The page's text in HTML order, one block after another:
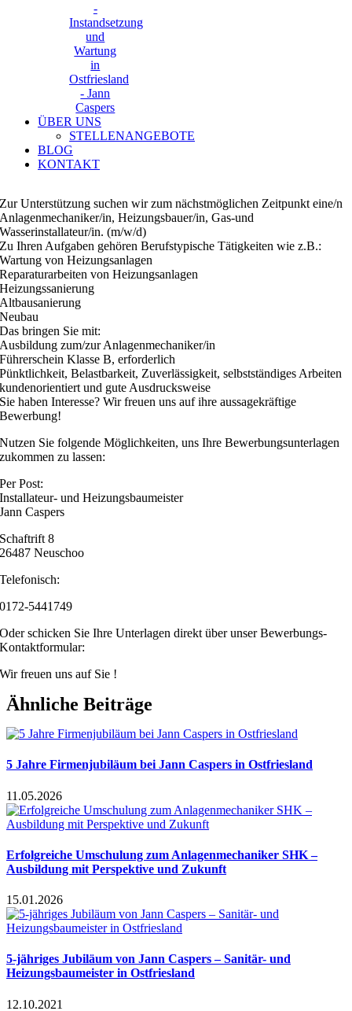
ÜBER UNS
STELLENANGEBOTE
BLOG
KONTAKT
Zur Unterstützung suchen wir zum nächstmöglichen Zeitpunkt eine/n
Anlagenmechaniker/in, Heizungsbauer/in, Gas-und
Wasserinstallateur/in. (m/w/d)
Zu Ihren Aufgaben gehören Berufstypische Tätigkeiten wie z.B.:
Wartung von Heizungsanlagen
Reparaturarbeiten von Heizungsanlagen
Heizungssanierung
Altbausanierung
Neubau
Das bringen Sie mit:
Ausbildung zum/zur Anlagenmechaniker/in
Führerschein Klasse B, erforderlich
Pünktlichkeit, Belastbarkeit, Zuverlässigkeit, selbstständiges Arbeiten
kundenorientiert und gute Ausdrucksweise
Sie haben Interesse? Wir freuen uns auf ihre aussagekräftige
Bewerbung!
Nutzen Sie folgende Möglichkeiten, uns Ihre Bewerbungsunterlagen
zukommen zu lassen:
Per Post:
Installateur- und Heizungsbaumeister
Jann Caspers
Schaftrift 8
26487 Neuschoo
Telefonisch:
0172-5441749
Oder schicken Sie Ihre Unterlagen direkt über unser Bewerbungs-
Kontaktformular:
Wir freuen uns auf Sie !
Ähnliche Beiträge
5 Jahre Firmenjubiläum bei Jann Caspers in Ostfriesland
11.05.2026
Erfolgreiche Umschulung zum Anlagenmechaniker SHK –
Ausbildung mit Perspektive und Zukunft
15.01.2026
5-jähriges Jubiläum von Jann Caspers – Sanitär- und
Heizungsbaumeister in Ostfriesland
12.10.2021